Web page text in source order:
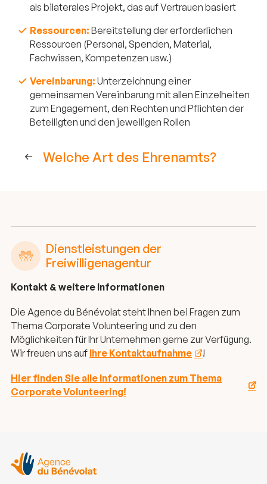
als bilaterales Projekt, das auf Vertrauen basiert
Ressourcen: Bereitstellung der erforderlichen
Ressourcen (Personal, Spenden, Material,
Fachwissen, Kompetenzen usw.)
Vereinbarung: Unterzeichnung einer
gemeinsamen Vereinbarung mit allen Einzelheiten
zum Engagement, den Rechten und Pflichten der
Beteiligten und den jeweiligen Rollen
Welche Art des Ehrenamts?
Dienstleistungen der
Freiwilligenagentur
Kontakt & weitere Informationen
Die Agence du Bénévolat steht Ihnen bei Fragen zum
Thema Corporate Volunteering und zu den
Möglichkeiten für Ihr Unternehmen gerne zur Verfügung.
Wir freuen uns auf Ihre Kontaktaufnahme !
Hier finden Sie alle Informationen zum Thema
Corporate Volunteering!